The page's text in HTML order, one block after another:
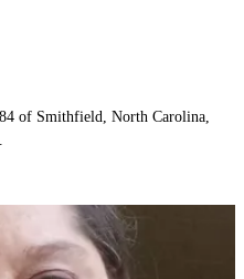
of Smithfield, North Carolina,